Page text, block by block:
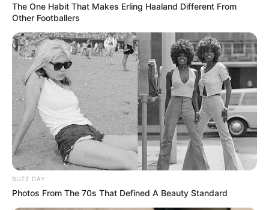
The One Habit That Makes Erling Haaland Different From
Other Footballers
BUZZ DAY
Photos From The 70s That Defined A Beauty Standard